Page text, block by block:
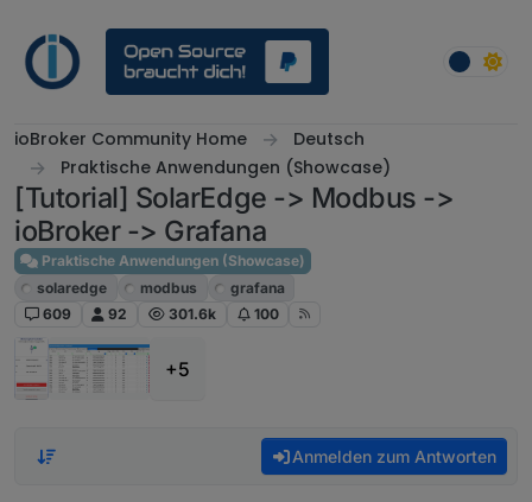
ioBroker Community Home
Deutsch
Praktische Anwendungen (Showcase)
[Tutorial] SolarEdge -> Modbus ->
ioBroker -> Grafana
Praktische Anwendungen (Showcase)
solaredge
modbus
grafana
609
92 301.6k 100
+5
Anmelden zum Antworten